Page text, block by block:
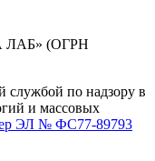
ЛАБ» (ОГРН
службой по надзору в
и массовых
ЭЛ № ФС77-89793